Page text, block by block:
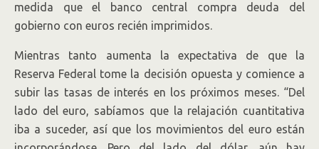
medida que el banco central compra deuda del
gobierno con euros recién imprimidos.
Mientras tanto aumenta la expectativa de que la
Reserva Federal tome la decisión opuesta y comience a
subir las tasas de interés en los próximos meses. “Del
lado del euro, sabíamos que la relajación cuantitativa
iba a suceder, así que los movimientos del euro están